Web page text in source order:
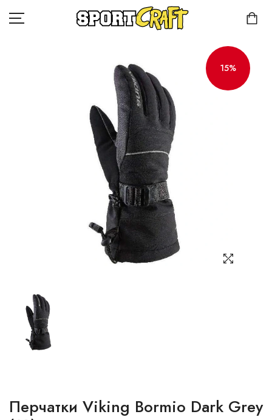
15%
Перчатки Viking Bormio Dark Grey